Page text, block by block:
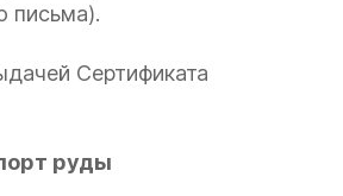
письма).
Сертификата
руды